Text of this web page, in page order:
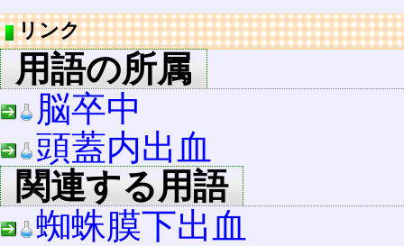
リンク
用語の所属
脳卒中
頭蓋内出血
関連する用語
蜘蛛膜下出血